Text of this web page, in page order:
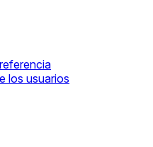
los usuarios